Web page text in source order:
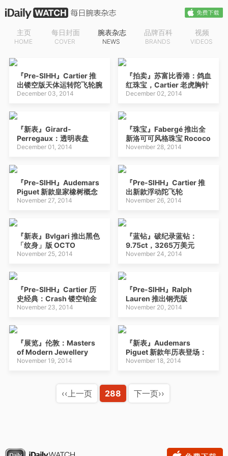
主页
HOME
每日封面
COVER
腕表杂志
NEWS
品牌百科
BRANDS
视频
VIDEOS
『Pre-SIHH』Cartier 推
出镂空版天体运转陀飞轮腕
表
December 03, 2014
『拍卖』苏富比香港：鸽血
红珠宝，Cartier 老虎胸针
December 02, 2014
『新表』Girard-
Perregaux：透明表盘
Vintage 1945 大日历窗月
December 01, 2014
『珠宝』Fabergé 推出全
新洛可可风格珠宝 Rococo
系列
November 28, 2014
『Pre-SIHH』Audemars
Piguet 新款皇家橡树概念
型：三问陀飞轮计时码表
November 27, 2014
『Pre-SIHH』Cartier 推
出新款浮动陀飞轮
Rotonde de Cartier 腕表
November 26, 2014
『新表』Bvlgari 推出黑色
「纹身」版 OCTO
November 25, 2014
『蓝钻』破纪录蓝钻：
9.75ct，3265万美元
November 24, 2014
『Pre-SIHH』Cartier 历
史经典：Crash 镂空铂金
版
November 23, 2014
『Pre-SIHH』Ralph
Lauren 推出钢壳版
Automotive 计时码表
November 20, 2014
『展览』伦敦：Masters
of Modern Jewellery
2014 珠宝展
November 19, 2014
『新表』Audemars
Piguet 新款年历表登场：
Millenary Quadriennium
November 18, 2014
‹‹上一页 288 下一页››